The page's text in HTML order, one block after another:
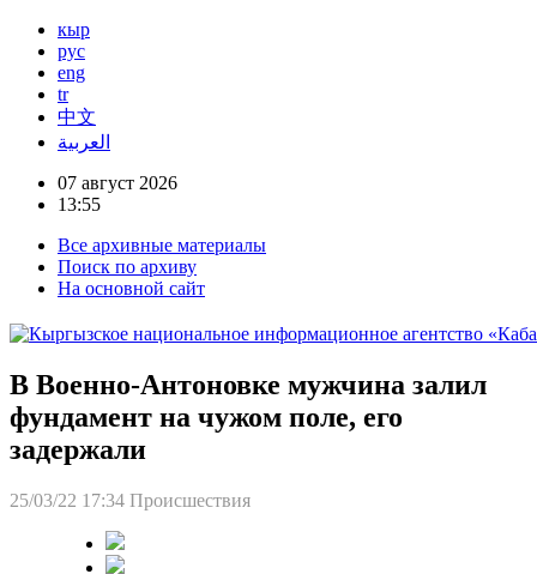
кыр
рус
eng
tr
中文
العربية
07 август 2026
13:55
Все архивные материалы
Поиск по архиву
На основной сайт
В Военно-Антоновке мужчина залил
фундамент на чужом поле, его
задержали
25/03/22 17:34 Происшествия